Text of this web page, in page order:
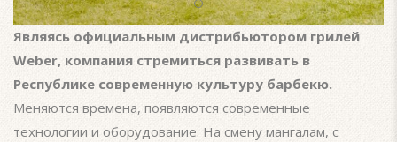
Являясь официальным дистрибьютором грилей
Weber, компания стремиться развивать в
Республике современную культуру барбекю.
Меняются времена, появляются современные
технологии и оборудование. На смену мангалам, с